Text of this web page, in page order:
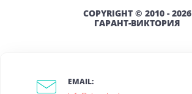
COPYRIGHT © 2010 - 2026
ГАРАНТ-ВИКТОРИЯ
EMAIL: